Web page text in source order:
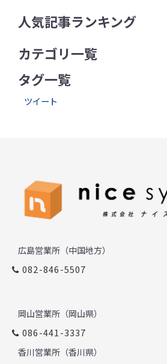
人気記事ランキング
カテゴリ一覧
タグ一覧
ツイート
広島営業所（中国地方）
082-846-5507
岡山営業所（岡山県）
086-441-3337
香川営業所（香川県）